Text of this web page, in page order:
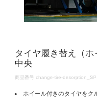
タイヤ履き替え（
中央
DETAILS
商品番号 change-tire-
ホイール付きのタイヤをク